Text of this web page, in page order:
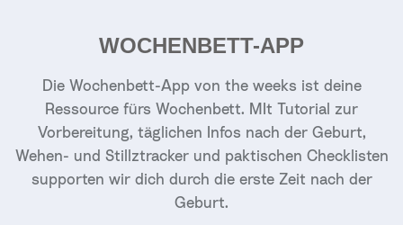
WOCHENBETT-APP
Die Wochenbett-App von the weeks ist deine
Ressource fürs Wochenbett. MIt Tutorial zur
Vorbereitung, täglichen Infos nach der Geburt,
Wehen- und Stillztracker und paktischen Checklisten
supporten wir dich durch die erste Zeit nach der
Geburt.